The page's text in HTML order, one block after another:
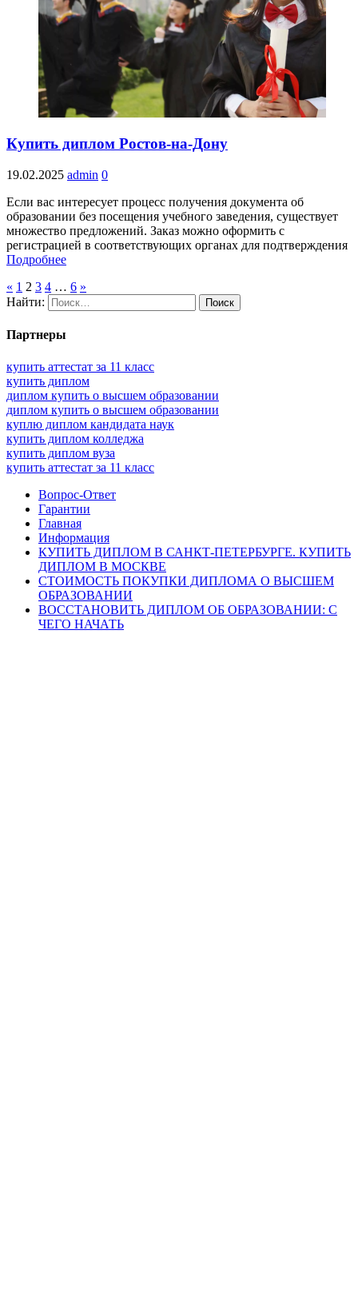
Купить диплом Ростов-на-Дону
19.02.2025 admin 0
Если вас интересует процесс получения документа об
образовании без посещения учебного заведения, существует
множество предложений. Заказ можно оформить с
регистрацией в соответствующих органах для подтверждения
Подробнее
« 1 2 3 4 … 6 »
Найти:
Партнеры
купить аттестат за 11 класс
купить диплом
диплом купить о высшем образовании
диплом купить о высшем образовании
куплю диплом кандидата наук
купить диплом колледжа
купить диплом вуза
купить аттестат за 11 класс
Вопрос-Ответ
Гарантии
Главная
Информация
КУПИТЬ ДИПЛОМ В САНКТ-ПЕТЕРБУРГЕ. КУПИТЬ
ДИПЛОМ В МОСКВЕ
СТОИМОСТЬ ПОКУПКИ ДИПЛОМА О ВЫСШЕМ
ОБРАЗОВАНИИ
ВОССТАНОВИТЬ ДИПЛОМ ОБ ОБРАЗОВАНИИ: С
ЧЕГО НАЧАТЬ